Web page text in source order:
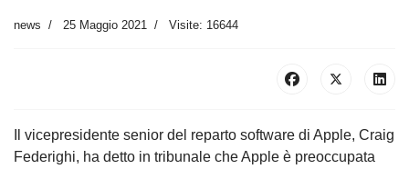
news 25 Maggio 2021 Visite: 16644
Il vicepresidente senior del reparto software di Apple, Craig
Federighi, ha detto in tribunale che Apple è preoccupata